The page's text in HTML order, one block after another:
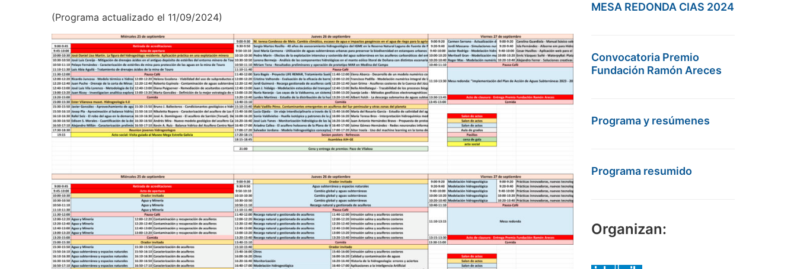
(Programa actualizado el 11/09/2024)
MESA REDONDA CIAS 2024
Convocatoria Premio
Fundación Ramón Areces
Programa y resúmenes
Programa resumido
Organizan: